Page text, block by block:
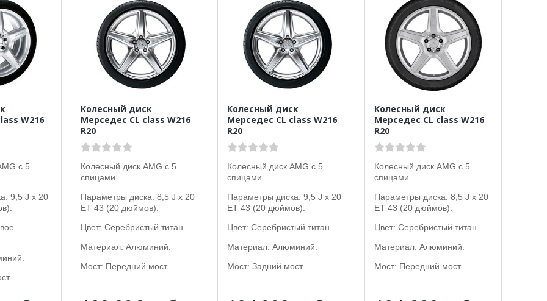
W216
с 5
9,5 J x 20
Колесный диск
Мерседес CL class W216
R20
Колесный диск AMG с 5
спицами.
Параметры диска: 8,5 J x 20
ET 43 (20 дюймов).
Цвет: Серебристый титан.
Материал: Алюминий.
Мост: Передний мост.
Колесный диск
Мерседес CL class W216
R20
Колесный диск AMG с 5
спицами.
Параметры диска: 9,5 J x 20
ET 43 (20 дюймов).
Цвет: Серебристый титан.
Материал: Алюминий.
Мост: Задний мост.
Колесный диск
Мерседес CL class W216
R20
Колесный диск AMG с 5
спицами.
Параметры диска: 8,5 J x 20
ET 43 (20 дюймов).
Цвет: Серебристый титан.
Материал: Алюминий.
Мост: Передний мост.